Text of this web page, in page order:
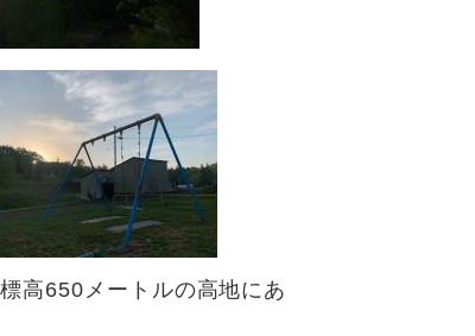
高650メートルの高地にあ